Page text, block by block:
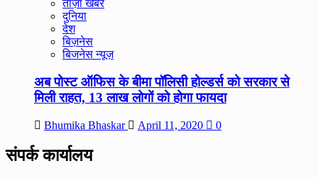
ताज़ा खबरे
दुनिया
देश
बिज़नेस
बिजनेस न्यूज़
अब पोस्ट ऑफिस के बीमा पॉलिसी होल्डर्स को सरकार से
मिली राहत, 13 लाख लोगों को होगा फायदा
Bhumika Bhaskar April 11, 2020 0
संपर्क कार्यालय